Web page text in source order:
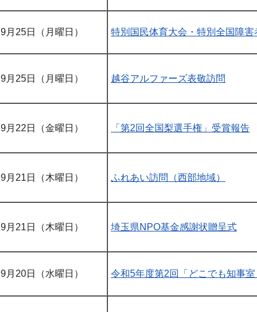
9月25日（月曜日） 特別国民体育大会・特別全国障
9月25日（月曜日） 越谷アルファーズ表敬訪問
9月22日（金曜日） 「第2回全国梨選手権」受賞報告
9月21日（木曜日） ふれあい訪問（西部地域）
9月21日（木曜日） 埼玉県NPO基金感謝状贈呈式
9月20日（水曜日） 令和5年度第2回「どこでも知事室